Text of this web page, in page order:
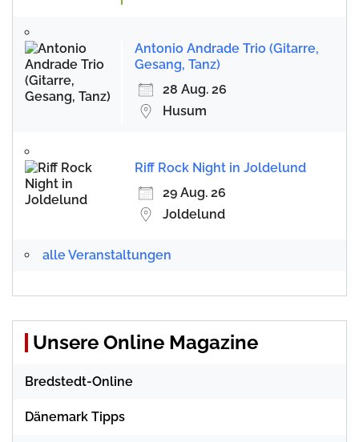
Antonio Andrade Trio (Gitarre,
Gesang, Tanz)
28 Aug. 26
Husum
Riff Rock Night in Joldelund
29 Aug. 26
Joldelund
alle Veranstaltungen
Unsere Online Magazine
Bredstedt-Online
Dänemark Tipps